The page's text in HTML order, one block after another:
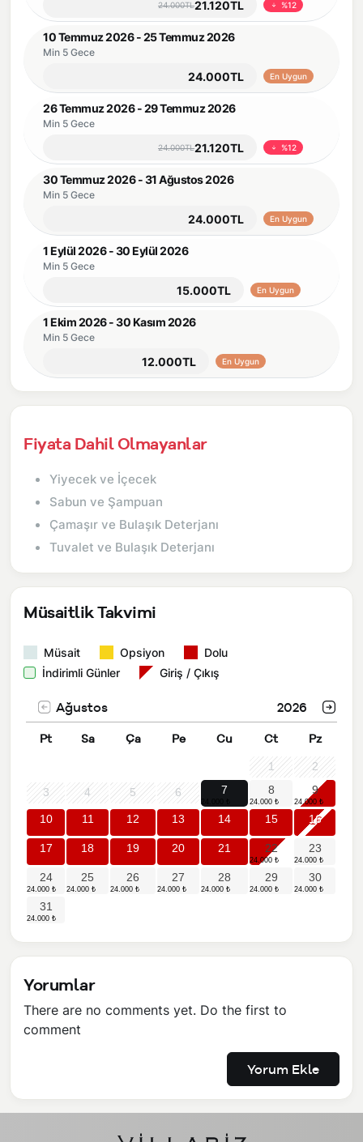
24.000TL21.120TL %12
10 Temmuz 2026 - 25 Temmuz 2026
Min 5 Gece
24.000TL En Uygun
26 Temmuz 2026 - 29 Temmuz 2026
Min 5 Gece
24.000TL21.120TL %12
30 Temmuz 2026 - 31 Ağustos 2026
Min 5 Gece
24.000TL En Uygun
1 Eylül 2026 - 30 Eylül 2026
Min 5 Gece
15.000TL En Uygun
1 Ekim 2026 - 30 Kasım 2026
Min 5 Gece
12.000TL En Uygun
Fiyata Dahil Olmayanlar
Yiyecek ve İçecek
Sabun ve Şampuan
Çamaşır ve Bulaşık Deterjanı
Tuvalet ve Bulaşık Deterjanı
Müsaitlik Takvimi
Müsait Opsiyon
Dolu
İndirimli Günler
Giriş / Çıkış
Ağustos 2026
Pt Sa Ça Pe Cu Ct Pz
1
2
3
4 5 6 7 8 9
10 11 12 13 14 15 16
17 18 19 20 21 22 23
24 25 26 27 28 29 30
31
Yorumlar
There are no comments yet. Do the first to
comment
Yorum Ekle